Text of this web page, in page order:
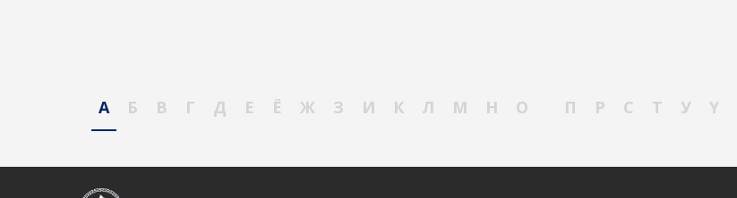
А Б В Г Д Е Ё Ж З И К Л М Н О П Р С Т У Ү